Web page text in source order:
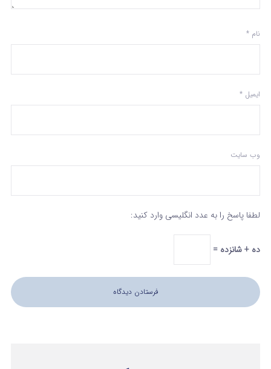
نام *
ایمیل *
وب‌ سایت
لطفا پاسخ را به عدد انگلیسی وارد کنید:
ده + شانزده =